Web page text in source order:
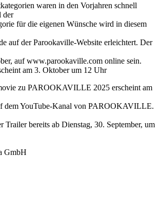
waren in den Vorjahren schnell
der
für die eigenen Wünsche wird in diesem
auf der Parookaville-Website erleichtert. Der
auf www.parookaville.com online sein.
am 3. Oktober um 12 Uhr
zu PAROOKAVILLE 2025 erscheint am
dem YouTube-Kanal von PAROOKAVILLE.
Trailer bereits ab Dienstag, 30. September, um
GmbH